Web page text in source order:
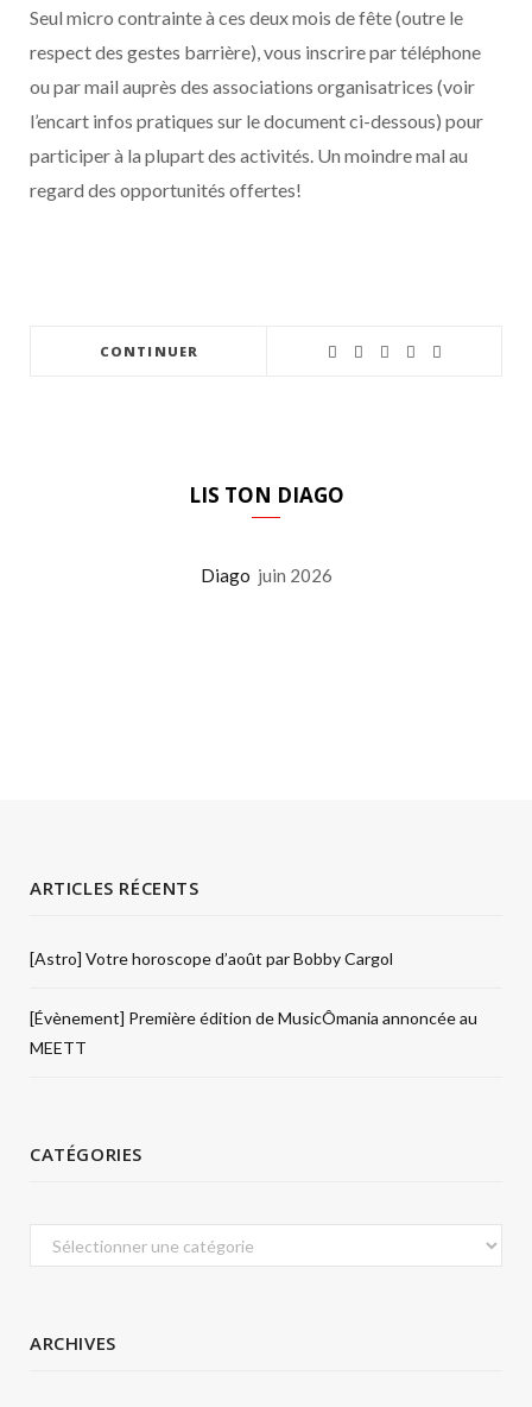
Seul micro contrainte à ces deux mois de fête (outre le
respect des gestes barrière), vous inscrire par téléphone
ou par mail auprès des associations organisatrices (voir
l’encart infos pratiques sur le document ci-dessous) pour
participer à la plupart des activités. Un moindre mal au
regard des opportunités offertes!
CONTINUER
LIS TON DIAGO
Diago juin 2026
ARTICLES RÉCENTS
[Astro] Votre horoscope d’août par Bobby Cargol
[Évènement] Première édition de MusicÔmania annoncée au
MEETT
CATÉGORIES
Catégories
ARCHIVES